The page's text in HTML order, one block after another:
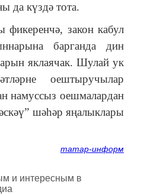
да күздә тота.
фикеренчә, закон кабул
барганда дин
яклаячак. Шулай ук
оештыручылар
намуссыз оешмалардан
шәһәр яңалыклары
татар-информ
и интересным в